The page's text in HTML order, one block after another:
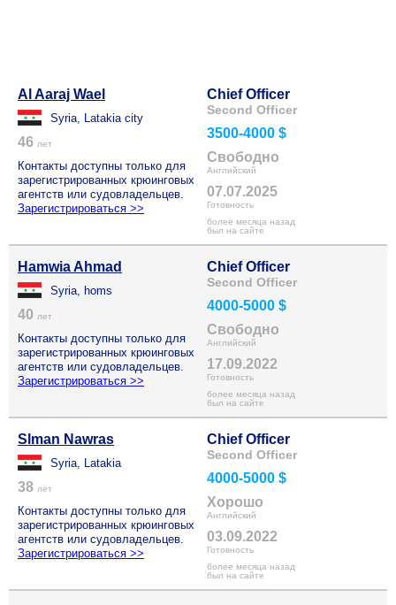
Al Aaraj Wael
Syria, Latakia city
46 лет
Контакты доступны только для
зарегистрированных крюинговых
агентств или судовладельцев.
Зарегистрироваться >>
Chief Officer
Second Officer
3500-4000 $
Свободно
Английский
07.07.2025
Готовность
более месяца назад
был на сайте
Hamwia Ahmad
Syria, homs
40 лет
Контакты доступны только для
зарегистрированных крюинговых
агентств или судовладельцев.
Зарегистрироваться >>
Chief Officer
Second Officer
4000-5000 $
Свободно
Английский
17.09.2022
Готовность
более месяца назад
был на сайте
Slman Nawras
Syria, Latakia
38 лет
Контакты доступны только для
зарегистрированных крюинговых
агентств или судовладельцев.
Зарегистрироваться >>
Chief Officer
Second Officer
4000-5000 $
Хорошо
Английский
03.09.2022
Готовность
более месяца назад
был на сайте